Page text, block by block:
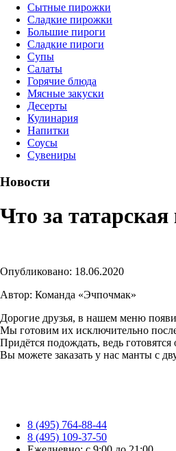
Сытные пирожки
Сладкие пирожки
Большие пироги
Сладкие пироги
Супы
Салаты
Горячие блюда
Мясные закуски
Десерты
Кулинария
Напитки
Соусы
Сувениры
Новости
Что за
Опубликовано: 18.06.2020
Автор: Команда «Эчпочмак»
Дорогие друзья, в нашем меню
Мы готовим их исключительно
Придётся подождать, ведь
Вы можете заказать у нас манты с
8 (495) 764-88-44
8 (495) 109-37-50